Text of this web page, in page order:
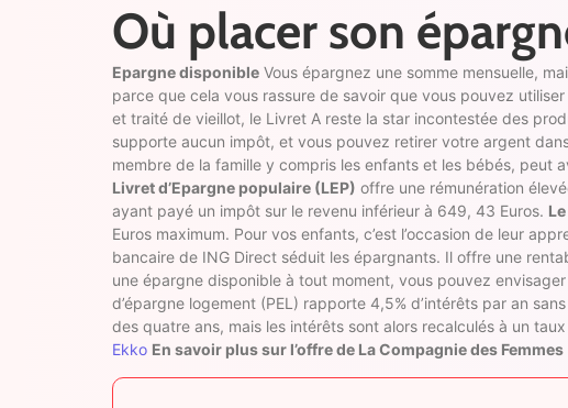
Où placer son
Epargne disponible Vous épargnez une somme mensuelle,
parce que cela vous rassure de savoir que vous pouvez
et traité de vieillot, le Livret A reste la star incontestée des
supporte aucun impôt, et vous pouvez retirer votre argent
membre de la famille y compris les enfants et les bébés, peut
Livret d’Epargne populaire (LEP) offre une rémunération
ayant payé un impôt sur le revenu inférieur à 649, 43 Euros.
Euros maximum. Pour vos enfants, c’est l’occasion de leur
bancaire de ING Direct séduit les épargnants. Il offre une
une épargne disponible à tout moment, vous pouvez
d’épargne logement (PEL) rapporte 4,5% d’intérêts par an
des quatre ans, mais les intérêts sont alors recalculés à un
Ekko En savoir plus sur l’offre de La Compagnie des Femmes